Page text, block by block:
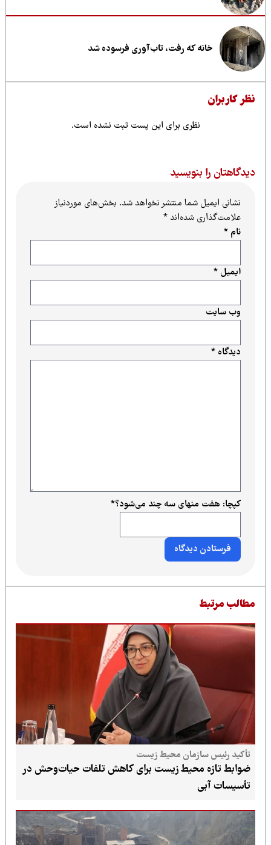
خانه که رفت، تاب‌آوری فرسوده شد
کاربران
نظری برای این پست ثبت نشده است.
را بنویسید
نشانی ایمیل شما منتشر نخواهد شد.بخش‌های موردنیاز
علامت‌گذاری شده‌اند*
دیدگاه*
ایمیل*
وب‌ سایت
کپچا: هفت منهای سه چند می‌شود؟*
مرتبط
تأکید رئیس سازمان محیط زیست
ضوابط تازه محیط زیست برای کاهش تلفات حیات‌وحش در
تأسیسات آبی